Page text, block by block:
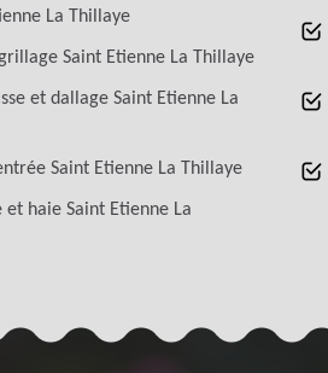
La Thillaye
Saint Etienne La Thillaye
et dallage Saint Etienne La
Saint Etienne La Thillaye
et haie Saint Etienne La